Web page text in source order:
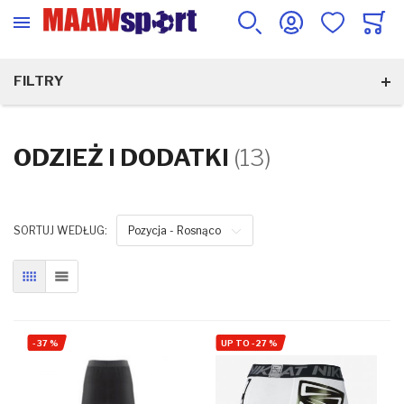
ODZIEŻ I DODATKI (13)
SORTUJ WEDŁUG: Pozycja - Rosnąco
SIATKALISTA
-37% UP TO -27%
FILTRY